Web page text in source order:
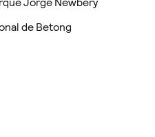
de Betong